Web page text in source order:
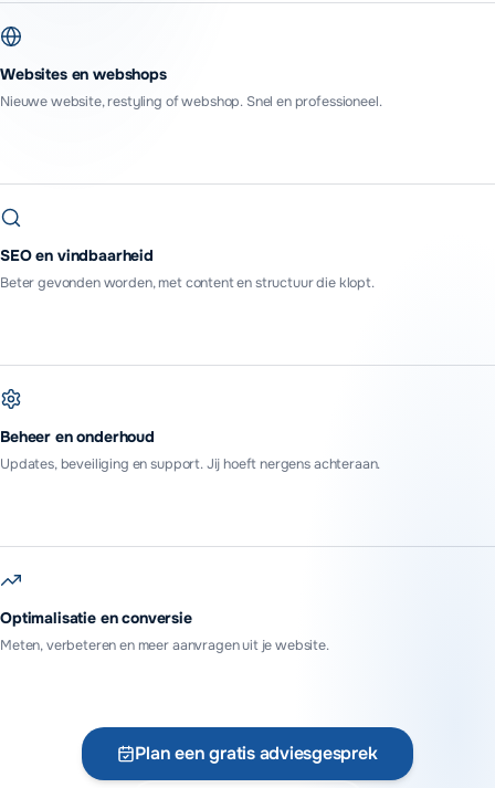
Websites en webshops
Nieuwe website, restyling of webshop. Snel en professioneel.
SEO en vindbaarheid
Beter gevonden worden, met content en structuur die klopt.
Beheer en onderhoud
Updates, beveiliging en support. Jij hoeft nergens achteraan.
Optimalisatie en conversie
Meten, verbeteren en meer aanvragen uit je website.
Plan een gratis adviesgesprek